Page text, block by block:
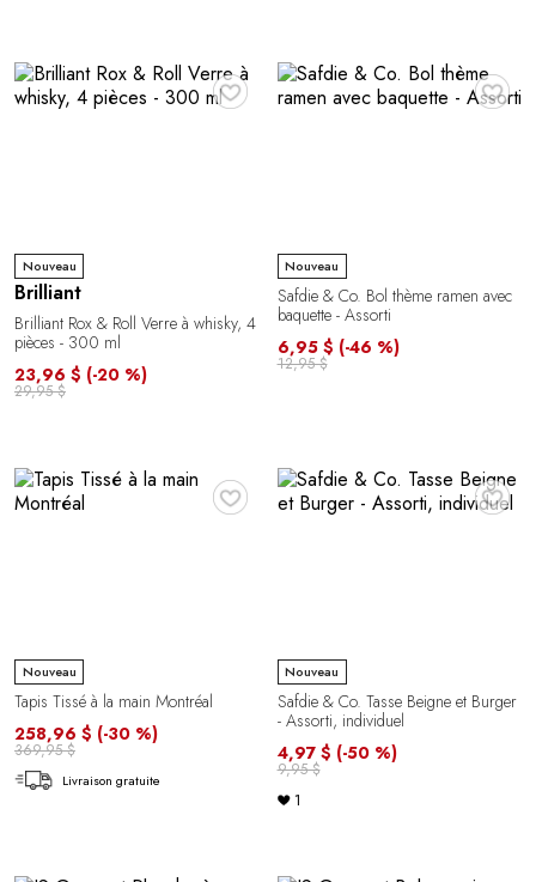
♥
Nouveau
Brilliant
Brilliant Rox & Roll Verre à whisky, 4
pièces - 300 ml
23,96 $ (-20 %)
29,95 $
♥
Nouveau
Safdie & Co. Bol thème ramen avec
baquette - Assorti
6,95 $ (-46 %)
12,95 $
♥
Nouveau
Tapis Tissé à la main Montréal
258,96 $ (-30 %)
369,95 $
Livraison gratuite
♥
Nouveau
Safdie & Co. Tasse Beigne et Burger
- Assorti, individuel
4,97 $ (-50 %)
9,95 $
1